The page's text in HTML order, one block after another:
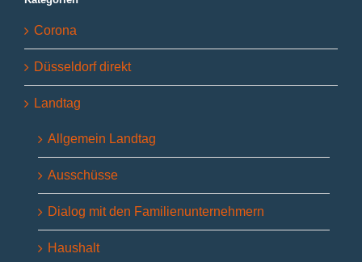
Corona
Düsseldorf direkt
Landtag
Allgemein Landtag
Ausschüsse
Dialog mit den Familienunternehmern
Haushalt